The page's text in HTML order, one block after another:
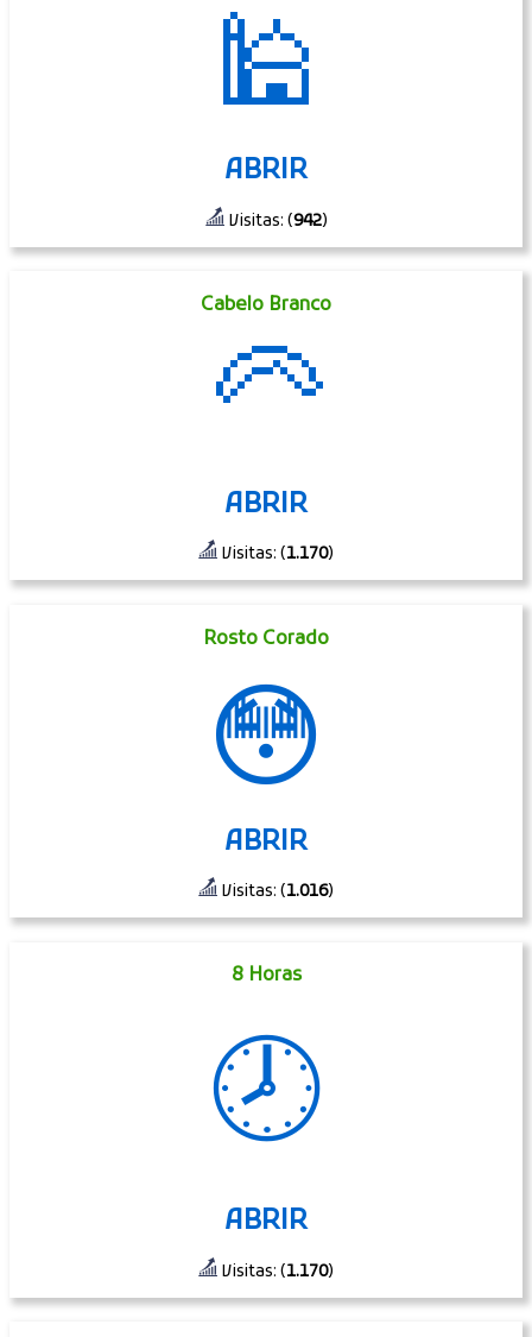
🕌
ABRIR
Visitas: (942)
Cabelo Branco
🦳
ABRIR
Visitas: (1.170)
Rosto Corado
😳
ABRIR
Visitas: (1.016)
8 Horas
🕗
ABRIR
Visitas: (1.170)